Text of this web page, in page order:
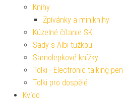
Knihy
Zpívánky a miniknihy
Kúzelné čítanie SK
Sady s Albi tužkou
Samolepkové knížky
Tolki - Electronic talking pen
Tolki pro dospělé
Kvído